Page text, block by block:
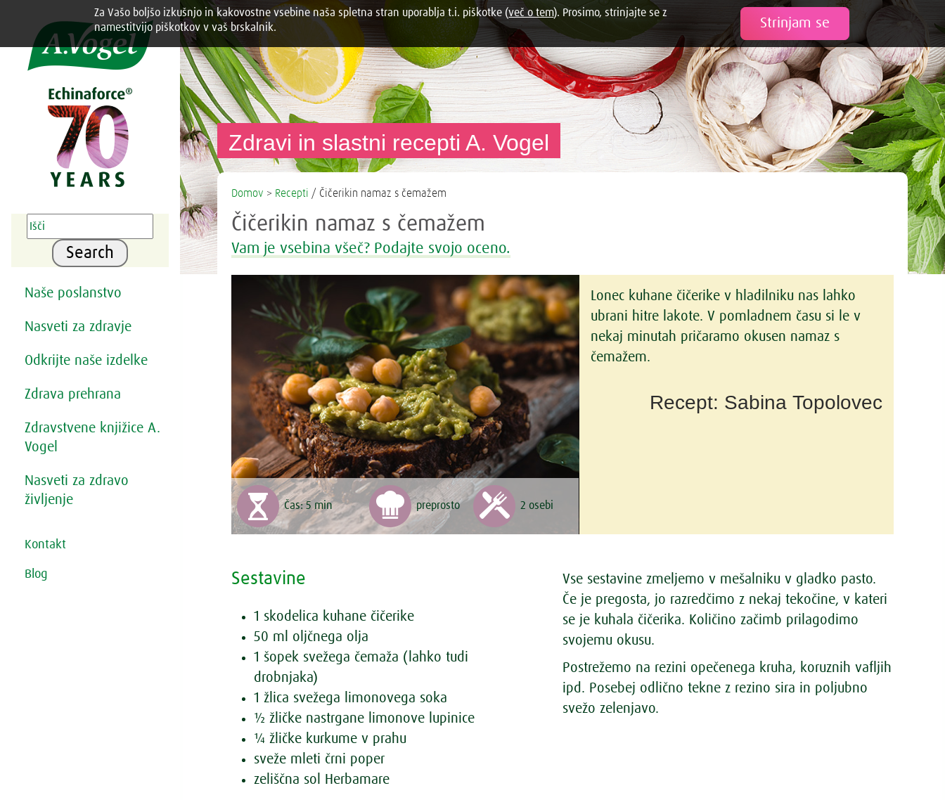

Search
Naše poslanstvo
Nasveti za zdravje
Odkrijte naše izdelke
Zdrava prehrana
Zdravstvene knjižice A.
Vogel
Nasveti za zdravo
življenje
Kontakt
Blog
Zdravi in slastni recepti A. Vogel
Domov > Recepti / Čičerikin namaz s čemažem
Čičerikin namaz s čemažem
Vam je vsebina všeč? Podajte svojo oceno.
Čas:5 min preprosto 2 osebi
Lonec kuhane čičerike v hladilniku nas lahko
ubrani hitre lakote. V pomladnem času si le v
nekaj minutah pričaramo okusen namaz s
čemažem.
Recept: Sabina Topolovec
Sestavine
1 skodelica kuhane čičerike
50 ml oljčnega olja
1 šopek svežega čemaža (lahko tudi
drobnjaka)
1 žlica svežega limonovega soka
½ žličke nastrgane limonove lupinice
¼ žličke kurkume v prahu
sveže mleti črni poper
zeliščna sol Herbamare
Vse sestavine zmeljemo v mešalniku v gladko pasto.
Če je pregosta, jo razredčimo z nekaj tekočine, v kateri
se je kuhala čičerika. Količino začimb prilagodimo
svojemu okusu.
Postrežemo na rezini opečenega kruha, koruznih vafljih
ipd. Posebej odlično tekne z rezino sira in poljubno
svežo zelenjavo.
Strinjam se
Za Vašo boljšo izkušnjo in kakovostne vsebine naša spletna stran uporablja t.i. piškotke (več o tem). Prosimo, strinjajte se z
namestitvijo piškotkov v vaš brskalnik.
Share this selection Tweet